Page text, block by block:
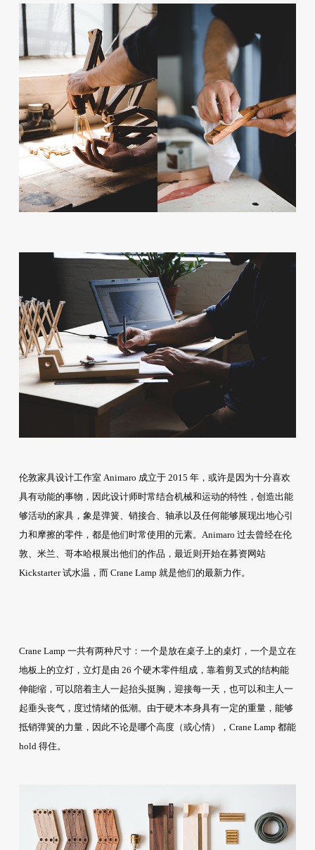
伦敦家具设计工作室 Animaro 成立于 2015 年，或许是因为十分喜欢
具有动能的事物，因此设计师时常结合机械和运动的特性，创造出能
够活动的家具，象是弹簧、销接合、轴承以及任何能够展现出地心引
力和摩擦的零件，都是他们时常使用的元素。Animaro 过去曾经在伦
敦、米兰、哥本哈根展出他们的作品，最近则开始在募资网站
Kickstarter 试水温，而 Crane Lamp 就是他们的最新力作。
Crane Lamp 一共有两种尺寸：一个是放在桌子上的桌灯，一个是立在
地板上的立灯，立灯是由 26 个硬木零件组成，靠着剪叉式的结构能
伸能缩，可以陪着主人一起抬头挺胸，迎接每一天，也可以和主人一
起垂头丧气，度过情绪的低潮。由于硬木本身具有一定的重量，能够
抵销弹簧的力量，因此不论是哪个高度（或心情），Crane Lamp 都能
hold 得住。